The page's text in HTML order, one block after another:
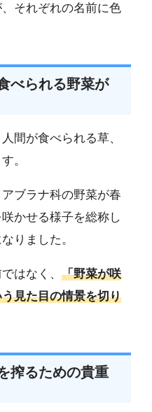
それぞれの名前に色
べられる野菜が
間が食べられる草、
。
ブラナ科の野菜が春
かせる様子を総称し
りました。
はなく、 「野菜が咲
見た目の情景を切り
搾るための貴重